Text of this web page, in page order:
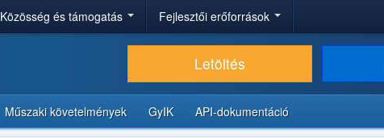
Közösség és támogatás Fejlesztői erőforrások
Letöltés
Műszaki követelmények GyIK API-dokumentáció